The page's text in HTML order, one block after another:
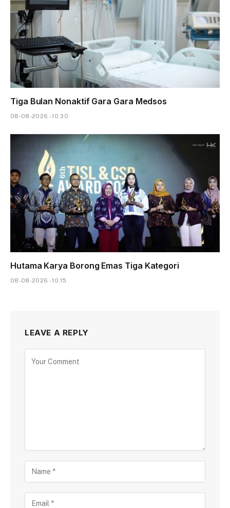
Tiga Bulan Nonaktif Gara Gara Medsos
08-08-2026 - 10.30
Hutama Karya Borong Emas Tiga Kategori
08-08-2026 - 10.15
LEAVE A REPLY